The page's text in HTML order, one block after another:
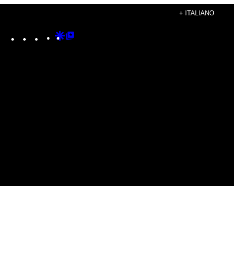
+ ITALIANO
Instagram
TikTokYouTube
Google